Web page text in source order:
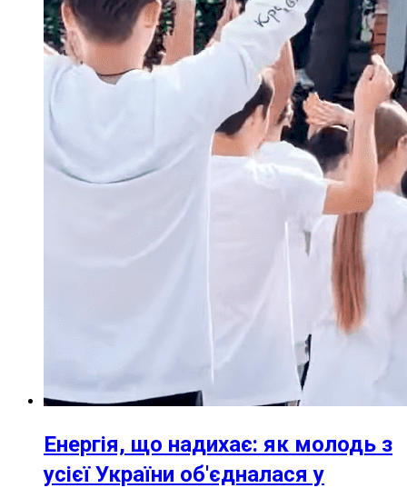
Енергія, що надихає: як молодь з
усієї України об'єдналася у